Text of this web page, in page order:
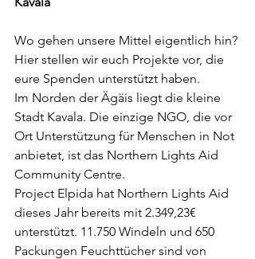
Wo gehen unsere Mittel eigentlich hin?
Hier stellen wir euch Projekte vor, die
eure Spenden unterstützt haben.
Im Norden der Ägäis liegt die kleine
Stadt Kavala. Die einzige NGO, die vor
Ort Unterstützung für Menschen in Not
anbietet, ist das Northern Lights Aid
Community Centre.
Project Elpida hat Northern Lights Aid
dieses Jahr bereits mit 2.349,23€
unterstützt. 11.750 Windeln und 650
Packungen Feuchttücher sind von